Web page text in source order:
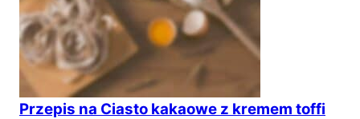
Przepis na Ciasto kakaowe z kremem toffi